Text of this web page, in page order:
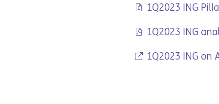
1Q2023 ING
1Q2023 ING
1Q2023 ING on